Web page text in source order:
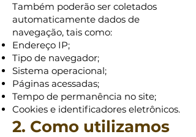
Também poderão ser coletados
automaticamente dados de
navegação, tais como:
Endereço IP;
Tipo de navegador;
Sistema operacional;
Páginas acessadas;
Tempo de permanência no site;
Cookies e identificadores eletrônicos.
2. Como utilizamos